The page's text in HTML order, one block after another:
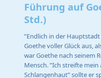
Führung auf
Std.)
”Endlich in der
Goethe voller Glück aus,
war Goethe nach seinem
Mensch. ”Ich streifte
Schlangenhaut” sollte er